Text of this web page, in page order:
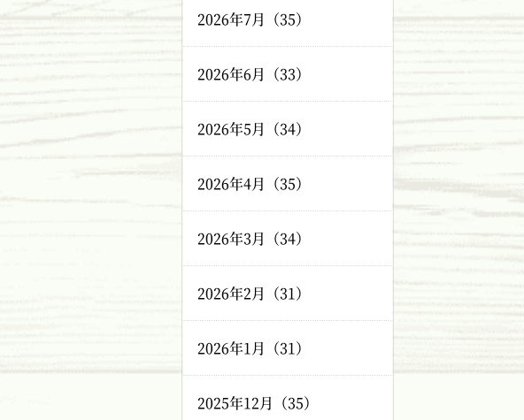
2026年7月（35）
2026年6月（33）
2026年5月（34）
2026年4月（35）
2026年3月（34）
2026年2月（31）
2026年1月（31）
2025年12月（35）